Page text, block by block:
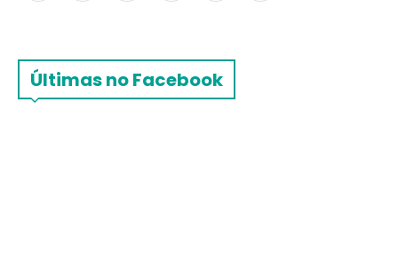
Últimas no Facebook